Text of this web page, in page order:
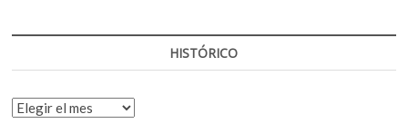
HISTÓRICO
HISTÓRICO